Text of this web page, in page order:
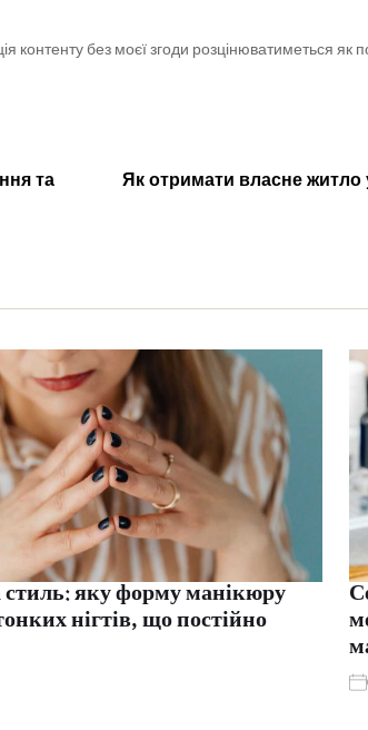
контенту без моєї згоди розцінюватиметься
та
Як отримати власне житло
стиль: яку форму манікюру
нігтів, що постійно